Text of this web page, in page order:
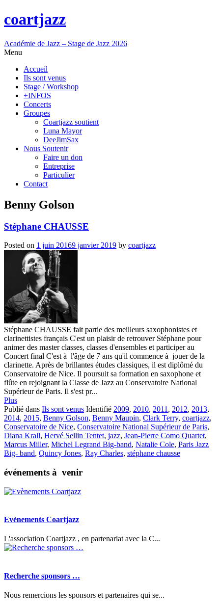
coartjazz
Académie de Jazz – Stage de Jazz 2026
Menu
Accueil
Ils sont venus
Stage / Workshop
+INFOS
Concerts
Groupes
Coartjazz soutient
Luna Mayor
DeeJimSax
Nous Soutenir
Faire un don
Entreprise
Particulier
Contact
Benny Golson
Stéphane CHAUSSE
Posted on 1 juin 20169 janvier 2019 by coartjazz
Stéphane CHAUSSE fait partie des meilleurs saxophonistes et
clarinettistes français C'est un plaisir de retrouver Stéphane pour
animer des master classes, classes d'ensembles et participer au
Concert final C'est à l'âge de 7 ans qu'il commence à jouer de la
clarinette. Après de brillantes études classiques, il est diplômé du
Conservatoire de Nice. Il poursuit sa formation en saxophone et
flûte en rejoignant la Classe de Jazz au Conservatoire National
Supérieur de Paris. Il s'est pr...
Plus
Publié dans Ils sont venus Identifié 2009, 2010, 2011, 2012, 2013,
2014, 2015, Benny Golson, Benny Maupin, Clark Terry, coartjazz,
Conservatoire de Nice, Conservatoire National Supérieur de Paris,
Diana Krall, Hervé Sellin Tentet, jazz, Jean-Pierre Como Quartet,
Marcus Miller, Michel Legrand Big-band, Natalie Cole, Paris Jazz
Big- band, Quincy Jones, Ray Charles, stéphane chausse
événements à venir
Evènements Coartjazz
L'association Coartjazz , en partenariat avec la C...
Recherche sponsors …
Nous remercions les sponsors et partenaires qui se...